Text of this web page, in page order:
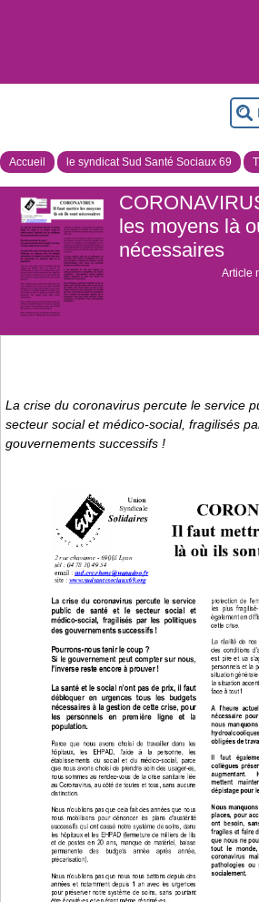
Accueil le syndicat Sud Santé Sociaux 69
les moyens là
nécessaires
Article
La crise du coronavirus percute le service
secteur social et médico-social, fragilisés
gouvernements successifs !